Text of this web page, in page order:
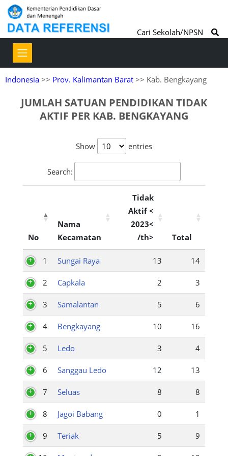
Cari Sekolah/NPSN
Indonesia >> Prov. Kalimantan Barat >> Kab. Bengkayang
JUMLAH SATUAN PENDIDIKAN TIDAK
AKTIF PER KAB. BENGKAYANG
Show entries
Search:
No
Nama
Kecamatan
Tidak
Aktif <
2023<
/th>
Total
1 Sungai Raya 13 14
2 Capkala 2 3
3 Samalantan 5 6
4 Bengkayang 10 16
5 Ledo 3 4
6 Sanggau Ledo 12 13
7 Seluas 8 8
8 Jagoi Babang 0 1
9 Teriak 5 9